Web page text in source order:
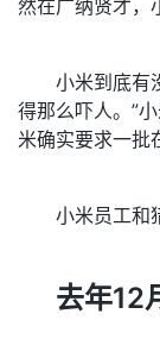
然在广纳贤才，
小米到底有没
得那么吓人。”
米确实要求一批
小米员工和猎
去年12